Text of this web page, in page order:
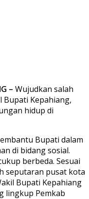
– Wujudkan salah
Bupati Kepahiang,
hidup di
Bupati dalam
di bidang sosial.
berbeda. Sesuai
seputaran pusat kota
Bupati Kepahiang
lingkup Pemkab